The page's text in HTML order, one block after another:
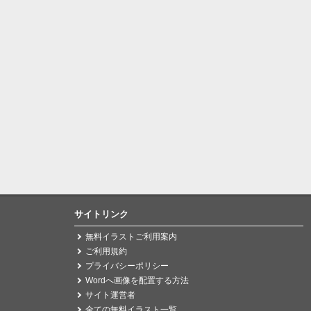
サイトリンク
無料イラストご利用案内
ご利用規約
プライバシーポリシー
Wordへ画像を配置する方法
サイト運営者